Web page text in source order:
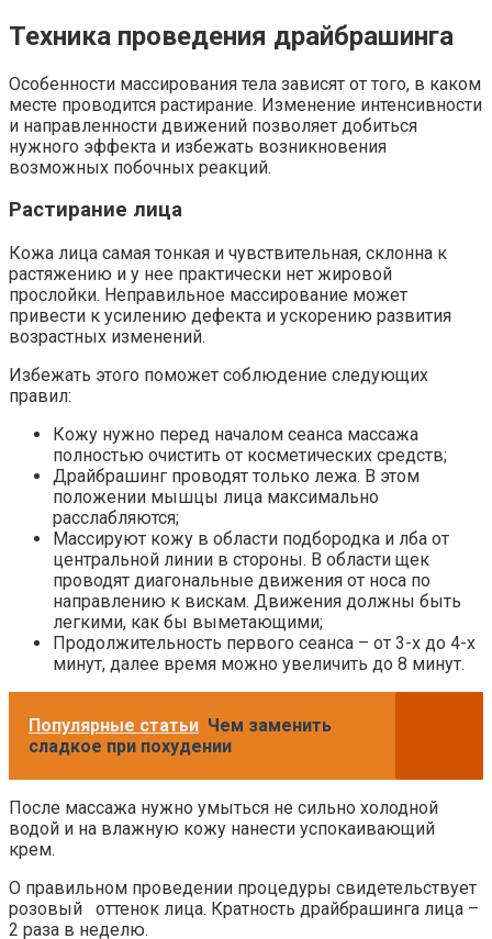
Техника проведения драйбрашинга
Особенности массирования тела зависят от того, в каком
месте проводится растирание. Изменение интенсивности
и направленности движений позволяет добиться
нужного эффекта и избежать возникновения
возможных побочных реакций.
Растирание лица
Кожа лица самая тонкая и чувствительная, склонна к
растяжению и у нее практически нет жировой
прослойки. Неправильное массирование может
привести к усилению дефекта и ускорению развития
возрастных изменений.
Избежать этого поможет соблюдение следующих
правил:
Кожу нужно перед началом сеанса массажа
полностью очистить от косметических средств;
Драйбрашинг проводят только лежа. В этом
положении мышцы лица максимально
расслабляются;
Массируют кожу в области подбородка и лба от
центральной линии в стороны. В области щек
проводят диагональные движения от носа по
направлению к вискам. Движения должны быть
легкими, как бы выметающими;
Продолжительность первого сеанса – от 3-х до 4-х
минут, далее время можно увеличить до 8 минут.
Популярные статьи Чем заменить
сладкое при похудении
После массажа нужно умыться не сильно холодной
водой и на влажную кожу нанести успокаивающий
крем.
О правильном проведении процедуры свидетельствует
розовый оттенок лица. Кратность драйбрашинга лица –
2 раза в неделю.